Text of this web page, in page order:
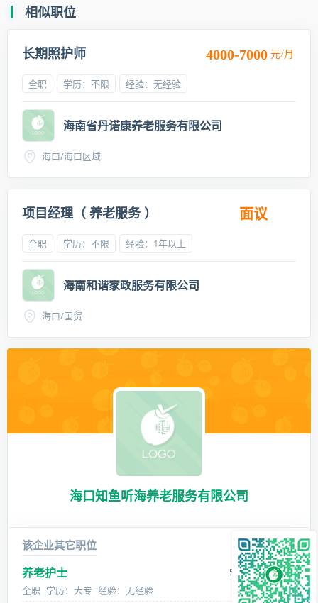
相似职位
4000-7000 元/月
长期照护师
全职 学历：不限 经验：无经验
海南省丹诺康养老服务有限公司
海口/海口区域
面议
项目经理（ 养老服务 ）
全职 学历：不限 经验：1年以上
海南和谐家政服务有限公司
海口/国贸
海口知鱼听海养老服务有限公司
该企业其它职位
养老护士
5000-5500 元/月
全职 学历：大专 经验：无经验